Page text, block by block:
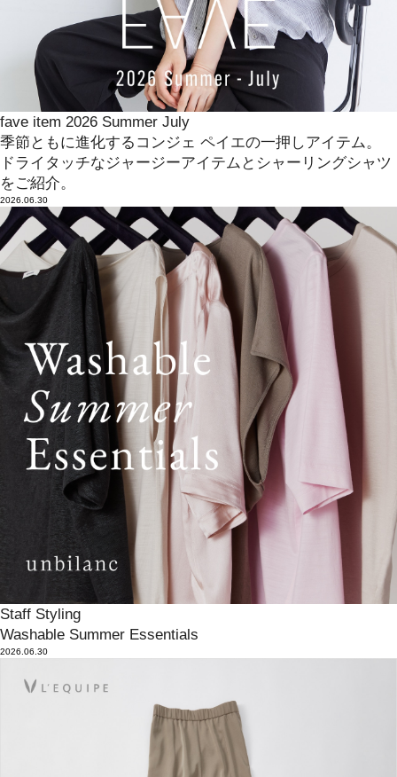
fave item 2026 Summer July
季節ともに進化するコンジェ ペイエの一押しアイテム。
ドライタッチなジャージーアイテムとシャーリングシャツ
をご紹介。
2026.06.30
Staff Styling
Washable Summer Essentials
2026.06.30